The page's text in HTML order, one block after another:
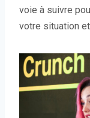
voie à suivre
votre situation